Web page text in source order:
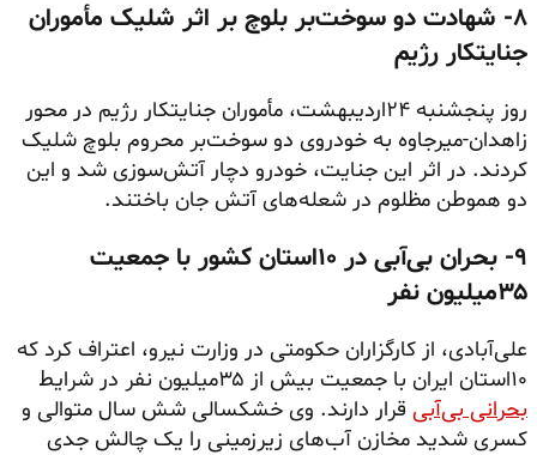
۸- شهادت دو سوخت‌بر بلوچ بر اثر شلیک مأموران
جنایتکار رژیم
روز پنجشنبه ۲۴اردیبهشت، مأموران جنایتکار رژیم در محور
زاهدان-میرجاوه به خودروی دو سوخت‌بر محروم بلوچ شلیک
کردند. در اثر این جنایت، خودرو دچار آتش‌سوزی شد و این
دو هموطن مظلوم در شعله‌های آتش جان باختند.
۹- بحران بی‌آبی در ۱۰استان کشور با جمعیت
۳۵میلیون نفر
علی‌آبادی، از کارگزاران حکومتی در وزارت نیرو، اعتراف کرد که
۱۰استان ایران با جمعیت بیش از ۳۵میلیون نفر در شرایط
بحرانی بی‌آبی قرار دارند. وی خشکسالی شش سال متوالی و
کسری شدید مخازن آب‌های زیرزمینی را یک چالش جدی